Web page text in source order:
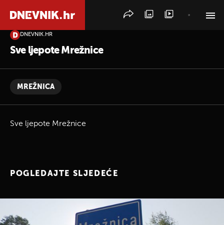
DNEVNIK.HR
Sve ljepote Mrežnice
MREŽNICA
Sve ljepote Mrežnice
POGLEDAJTE SLJEDEĆE
PRETRAŽITE VIJESTI